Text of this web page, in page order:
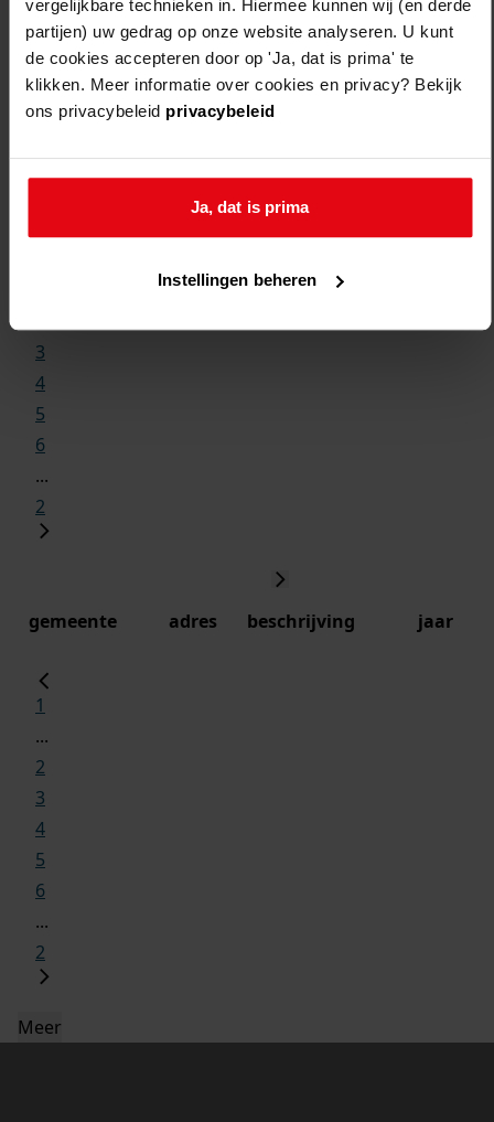
vergelijkbare technieken in. Hiermee kunnen wij (en derde
partijen) uw gedrag op onze website analyseren. U kunt
de cookies accepteren door op 'Ja, dat is prima' te
klikken. Meer informatie over cookies en privacy? Bekijk
ons privacybeleid privacybeleid
Ja, dat is prima
Instellingen beheren
3
4
5
6
...
2
gemeente adres beschrijving jaar
1
...
2
3
4
5
6
...
2
Meer